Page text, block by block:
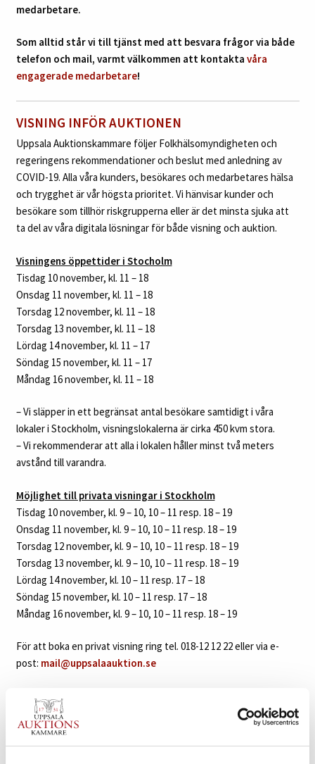
medarbetare.
Som alltid står vi till tjänst med att besvara frågor via både
telefon och mail, varmt välkommen att kontakta våra
engagerade medarbetare!
VISNING INFÖR AUKTIONEN
Uppsala Auktionskammare följer Folkhälsomyndigheten och
regeringens rekommendationer och beslut med anledning av
COVID-19. Alla våra kunders, besökares och medarbetares hälsa
och trygghet är vår högsta prioritet. Vi hänvisar kunder och
besökare som tillhör riskgrupperna eller är det minsta sjuka att
ta del av våra digitala lösningar för både visning och auktion.
Visningens öppettider i Stocholm
Tisdag 10 november, kl. 11 – 18
Onsdag 11 november, kl. 11 – 18
Torsdag 12 november, kl. 11 – 18
Torsdag 13 november, kl. 11 – 18
Lördag 14 november, kl. 11 – 17
Söndag 15 november, kl. 11 – 17
Måndag 16 november, kl. 11 – 18
– Vi släpper in ett begränsat antal besökare samtidigt i våra
lokaler i Stockholm, visningslokalerna är cirka 450 kvm stora.
– Vi rekommenderar att alla i lokalen håller minst två meters
avstånd till varandra.
Möjlighet till privata visningar i Stockholm
Tisdag 10 november, kl. 9 – 10, 10 – 11 resp. 18 – 19
Onsdag 11 november, kl. 9 – 10, 10 – 11 resp. 18 – 19
Torsdag 12 november, kl. 9 – 10, 10 – 11 resp. 18 – 19
Torsdag 13 november, kl. 9 – 10, 10 – 11 resp. 18 – 19
Lördag 14 november, kl. 10 – 11 resp. 17 – 18
Söndag 15 november, kl. 10 – 11 resp. 17 – 18
Måndag 16 november, kl. 9 – 10, 10 – 11 resp. 18 – 19
För att boka en privat visning ring tel. 018-12 12 22 eller via e-
post: mail@uppsalaauktion.se
Vid en privat visning kommer max fem besökare finnas samtidigt
i de stora visningslokalerna, vilka är cirka 450 kvm stora.